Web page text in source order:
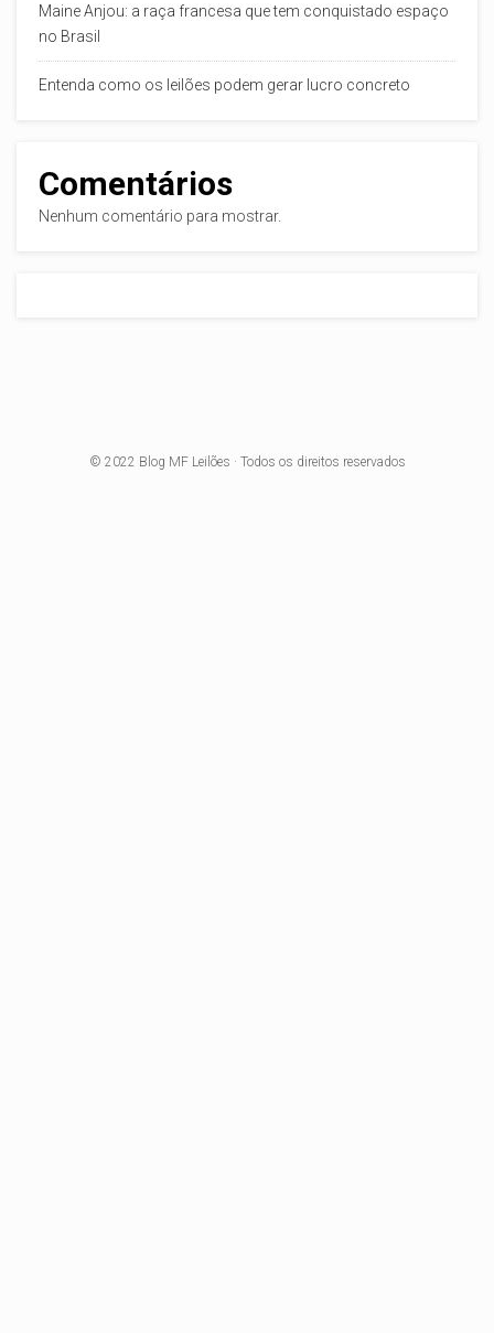
Maine Anjou: a raça francesa que tem conquistado espaço
no Brasil
Entenda como os leilões podem gerar lucro concreto
Comentários
Nenhum comentário para mostrar.
© 2022 Blog MF Leilões · Todos os direitos reservados